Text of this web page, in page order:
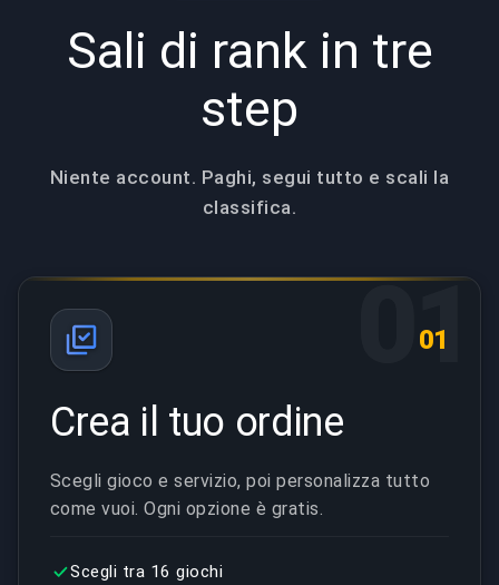
Sali di rank in tre
step
Niente account. Paghi, segui tutto e scali la
classifica.
01
01
Crea il tuo ordine
Scegli gioco e servizio, poi personalizza tutto
come vuoi. Ogni opzione è gratis.
Scegli tra 16 giochi